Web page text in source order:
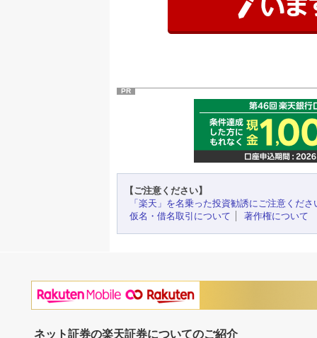
PR
【ご注意ください】
「楽天」を名乗った投資勧誘にご注意くださ
仮名・借名取引について
著作権について
ネット証券の楽天証券についてのご紹介